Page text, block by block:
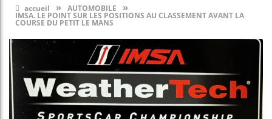
accueil » AUTOMOBILE »
IMSA. LE POINT SUR LES POSITIONS AU CLASSEMENT AVANT LA
COURSE DU PETIT LE MANS